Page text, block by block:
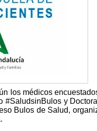
los médicos
#SaludsinBulos y
Bulos de Salud,